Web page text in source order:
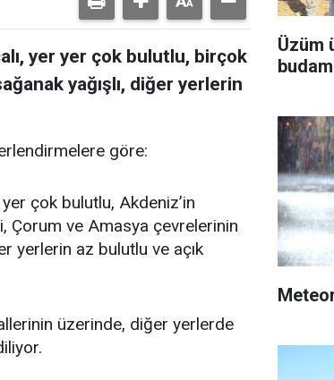
yer yer çok bulutlu, birçok
yağışlı, diğer yerlerin
göre:
çok bulutlu, Akdeniz’in
Çorum ve Amasya çevrelerinin
yerlerin az bulutlu ve açık
üzerinde, diğer yerlerde
Üzüm